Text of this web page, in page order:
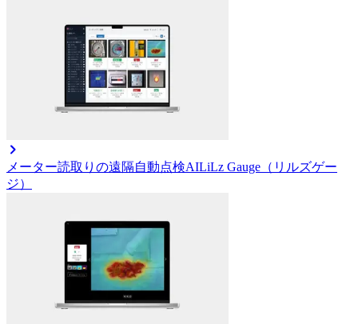
メーター読取りの遠隔自動点検AILiLz Gauge（リルズゲー
ジ）